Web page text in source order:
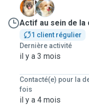
D
Z
Actif au sein de la
1 client régulier
Dernière activité
il y a 3 mois
Contacté(e) pour la
fois
il y a 4 mois